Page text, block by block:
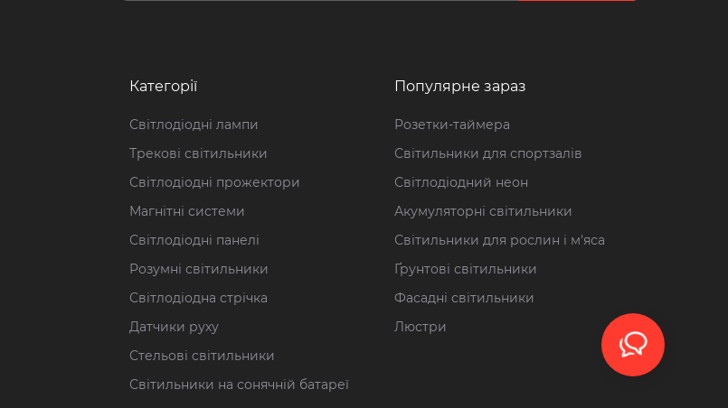
Категорії
Світлодіодні лампи
Трекові світильники
Світлодіодні прожектори
Магнітні системи
Світлодіодні панелі
Розумні світильники
Світлодіодна стрічка
Датчики руху
Стельові cвітильники
Світильники на сонячній батареї
Популярне зараз
Розетки-таймера
Світильники для спортзалів
Світлодіодний неон
Акумуляторні світильники
Світильники для рослин і м'яса
Ґрунтові світильники
Фасадні світильники
Люстри